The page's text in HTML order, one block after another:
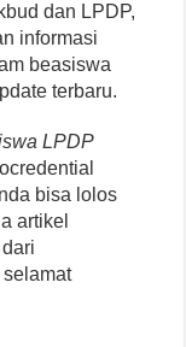
dan LPDP,
informasi
beasiswa
terbaru.
LPDP
bisa lolos
artikel
dari